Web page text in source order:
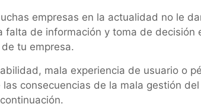
empresas en la actualidad no le
falta de información y toma de decisión
tu empresa.
mala experiencia de usuario o
las consecuencias de la mala gestión